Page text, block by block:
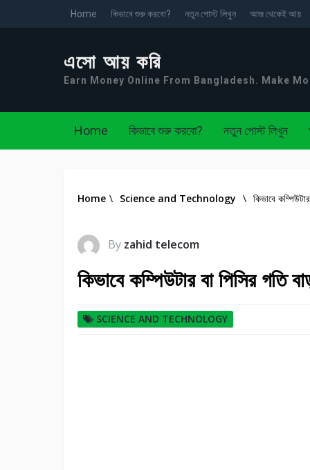
Home কিভাবে শুরু করবো? নতুন পোস্ট লিখুন আজ থেকেই আয়
এসো আয় করি
Earn Money Online From Bangladesh. Make
Home কিভাবে শুরু করবো? নতুন পোস্ট লিখুন
Home \ Science and Technology \ কিভাবে
By zahid telecom
কিভাবে কম্পিউটার বা পিসির গতি
SCIENCE AND TECHNOLOGY